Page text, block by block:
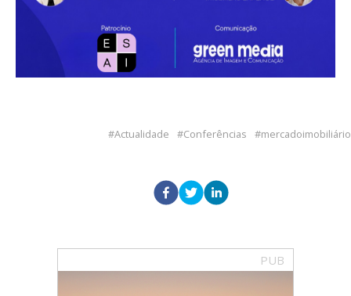
Actualidade Conferências mercadoimobiliário
PUB